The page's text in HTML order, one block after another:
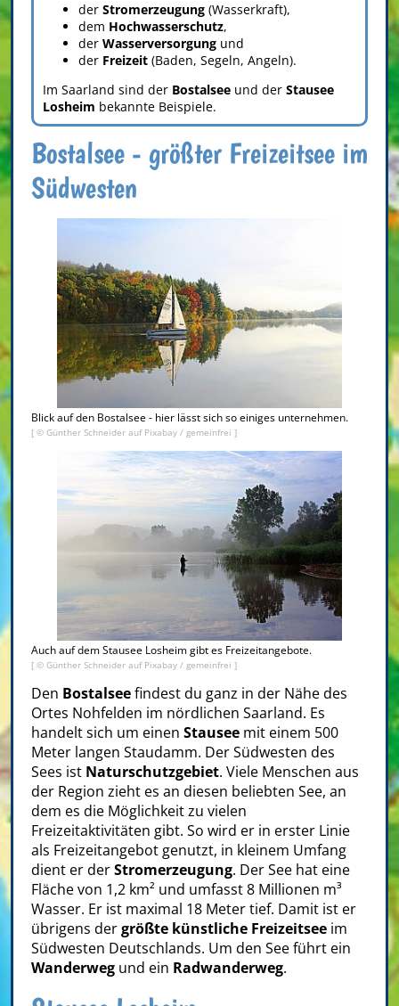
der Stromerzeugung (Wasserkraft),
dem Hochwasserschutz,
der Wasserversorgung und
der Freizeit (Baden, Segeln, Angeln).
Im Saarland sind der Bostalsee und der Stausee
Losheim bekannte Beispiele.
Bostalsee - größter Freizeitsee im
Südwesten
Blick auf den Bostalsee - hier lässt sich so einiges unternehmen.
[ © Günther Schneider auf Pixabay / gemeinfrei ]
Auch auf dem Stausee Losheim gibt es Freizeitangebote.
[ © Günther Schneider auf Pixabay / gemeinfrei ]
Den Bostalseefindest du ganz in der Nähe des
Ortes Nohfelden im nördlichen Saarland. Es
handelt sich um einen Stausee mit einem 500
Meter langen Staudamm. Der Südwesten des
Sees ist Naturschutzgebiet. Viele Menschen aus
der Region zieht es an diesen beliebten See, an
dem es die Möglichkeit zu vielen
Freizeitaktivitäten gibt. So wird er in erster Linie
als Freizeitangebot genutzt, in kleinem Umfang
dient er derStromerzeugung. Der See hat eine
Fläche von 1,2 km² und umfasst 8 Millionen m³
Wasser. Er ist maximal 18 Meter tief. Damit ist er
übrigens dergrößte künstliche Freizeitsee im
Südwesten Deutschlands. Um den See führt ein
Wanderweg und ein Radwanderweg.